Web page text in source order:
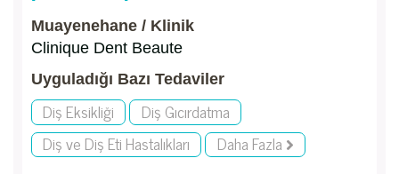
Muayenehane / Klinik
Clinique Dent Beaute
Uyguladığı Bazı Tedaviler
Diş Eksikliği
Diş Gıcırdatma
Diş ve Diş Eti Hastalıkları
Daha Fazla